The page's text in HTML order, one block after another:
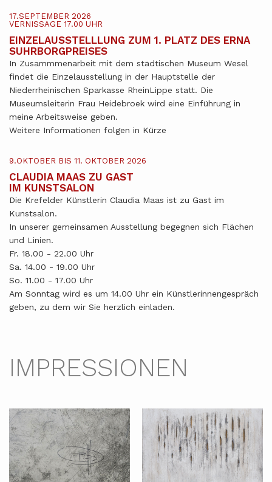
17.SEPTEMBER 2026
VERNISSAGE 17.00 UHR
EINZELAUSSTELLLUNG ZUM 1. PLATZ DES ERNA
SUHRBORGPREISES
In Zusammmenarbeit mit dem städtischen Museum Wesel
findet die Einzelausstellung in der Hauptstelle der
Niederrheinischen Sparkasse RheinLippe statt. Die
Museumsleiterin Frau Heidebroek wird eine Einführung in
meine Arbeitsweise geben.
Weitere Informationen folgen in Kürze
9.OKTOBER BIS 11. OKTOBER 2026
CLAUDIA MAAS ZU GAST
IM KUNSTSALON
Die Krefelder Künstlerin Claudia Maas ist zu Gast im
Kunstsalon.
In unserer gemeinsamen Ausstellung begegnen sich Flächen
und Linien.
Fr. 18.00 - 22.00 Uhr
Sa. 14.00 - 19.00 Uhr
So. 11.00 - 17.00 Uhr
Am Sonntag wird es um 14.00 Uhr ein Künstlerinnengespräch
geben, zu dem wir Sie herzlich einladen.
IMPRESSIONEN